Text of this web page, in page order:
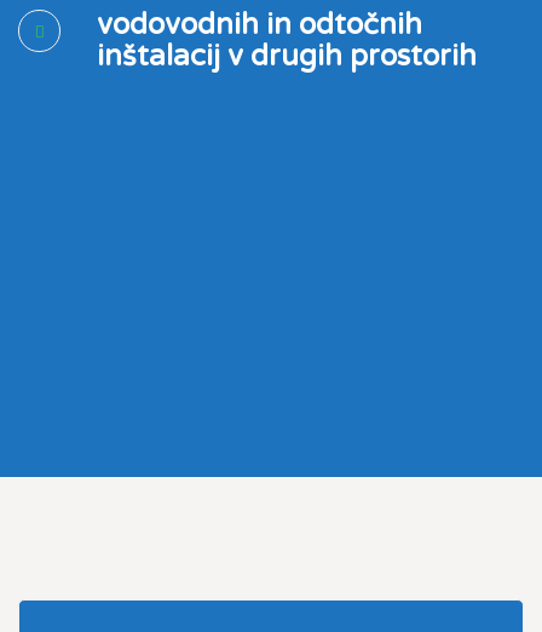
vodovodnih in odtočnih
inštalacij v drugih prostorih